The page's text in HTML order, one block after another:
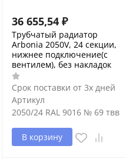
36 655,54 ₽
Трубчатый радиатор
Arbonia 2050V, 24 секции,
нижнее подключение(с
вентилем), без накладок
Срок поставки от 3х дней
Артикул
2050/24 RAL 9016 № 69 твв
В корзину